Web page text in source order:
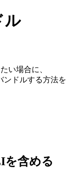
ル
い場合に、
ンドルする方法を
を含める